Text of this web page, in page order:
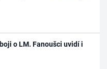
o LM. Fanoušci uvidí i